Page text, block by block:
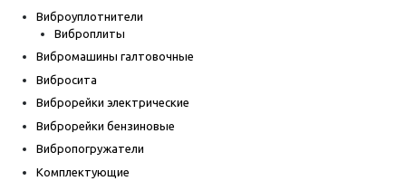
Виброуплотнители
Виброплиты
Вибромашины галтовочные
Вибросита
Виброрейки электрические
Виброрейки бензиновые
Вибропогружатели
Комплектующие